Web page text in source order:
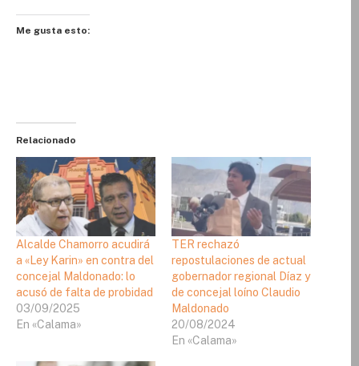
Me gusta esto:
Relacionado
Alcalde Chamorro acudirá
a «Ley Karin» en contra del
concejal Maldonado: lo
acusó de falta de probidad
03/09/2025
En «Calama»
TER rechazó
repostulaciones de actual
gobernador regional Díaz y
de concejal loíno Claudio
Maldonado
20/08/2024
En «Calama»